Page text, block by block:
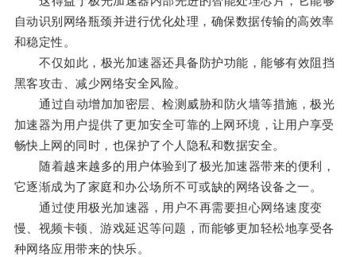
自动识别网络瓶颈并进行优化处理，确保数据传输的高效率
和稳定性。
不仅如此，极光加速器还具备防护功能，能够有效阻挡
黑客攻击、减少网络安全风险。
通过自动增加加密层、检测威胁和防火墙等措施，极光
加速器为用户提供了更加安全可靠的上网环境，让用户享受
畅快上网的同时，也保护了个人隐私和数据安全。
随着越来越多的用户体验到了极光加速器带来的便利，
它逐渐成为了家庭和办公场所不可或缺的网络设备之一。
通过使用极光加速器，用户不再需要担心网络速度变
慢、视频卡顿、游戏延迟等问题，而能够更加轻松地享受各
种网络应用带来的快乐。